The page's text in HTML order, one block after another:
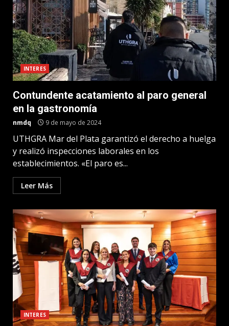
INTERES
Contundente acatamiento al paro general
en la gastronomía
nmdq 9 de mayo de 2024
UTHGRA Mar del Plata garantizó el derecho a huelga
y realizó inspecciones laborales en los
establecimientos. «El paro es...
Leer Más
INTERES